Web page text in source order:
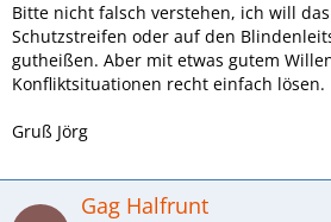
Bitte nicht falsch verstehen, ich will
Schutzstreifen oder auf den
gutheißen. Aber mit etwas gutem
Konfliktsituationen recht einfach lösen.
Gruß Jörg
Gag Halfrunt